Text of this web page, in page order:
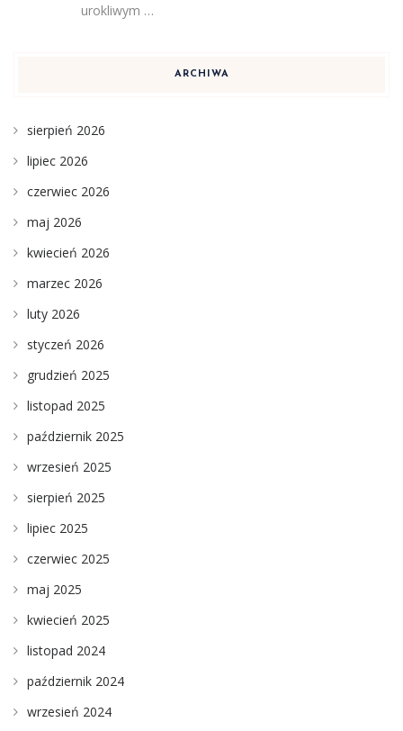
urokliwym …
ARCHIWA
sierpień 2026
lipiec 2026
czerwiec 2026
maj 2026
kwiecień 2026
marzec 2026
luty 2026
styczeń 2026
grudzień 2025
listopad 2025
październik 2025
wrzesień 2025
sierpień 2025
lipiec 2025
czerwiec 2025
maj 2025
kwiecień 2025
listopad 2024
październik 2024
wrzesień 2024